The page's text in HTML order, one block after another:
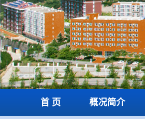
首 页 概况简介